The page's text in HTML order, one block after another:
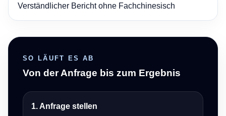
Verständlicher Bericht ohne Fachchinesisch
SO LÄUFT ES AB
Von der Anfrage bis zum Ergebnis
1. Anfrage stellen